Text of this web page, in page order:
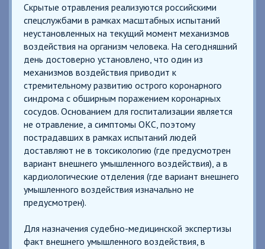
Скрытые отравления реализуются российскими
спецслужбами в рамках масштабных испытаний
неустановленных на текущий момент механизмов
воздействия на организм человека. На сегодняшний
день достоверно установлено, что один из
механизмов воздействия приводит к
стремительному развитию острого коронарного
синдрома с обширным поражением коронарных
сосудов. Основанием для госпитализации является
не отравление, а симптомы ОКС, поэтому
пострадавших в рамках испытаний людей
доставляют не в токсикологию (где предусмотрен
вариант внешнего умышленного воздействия), а в
кардиологические отделения (где вариант внешнего
умышленного воздействия изначально не
предусмотрен).
Для назначения судебно-медицинской экспертизы
факт внешнего умышленного воздействия, в